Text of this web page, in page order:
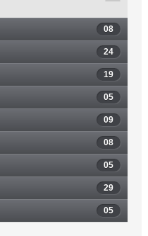
08
24
19
05
09
08
05
29
05